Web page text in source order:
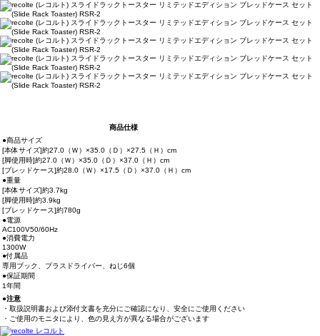
商品仕様
●商品サイズ
[本体サイズ]約27.0（Ｗ）×35.0（Ｄ）×27.5（Ｈ）cm
[脚使用時]約27.0（Ｗ）×35.0（Ｄ）×37.0（Ｈ）cm
[ブレッドケース]約28.0（Ｗ）×17.5（Ｄ）×37.0（Ｈ）cm
●重量
[本体サイズ]約3.7kg
[脚使用時]約3.9kg
[ブレッドケース]約780g
●電源
AC100V50/60Hz
●消費電力
1300W
●付属品
専用ブック、プラスドライバー、ねじ6個
●保証期間
1年間
●注意
・取扱説明書および添付文書を充分にご確認になり、安全にご使用ください
・ご使用のモニタにより、色の見え方が異なる場合がございます